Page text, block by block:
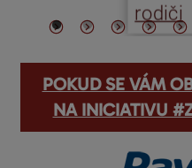
rodiči
POKUD SE VÁM
NA INICIATIVU
(odkaz je externí)